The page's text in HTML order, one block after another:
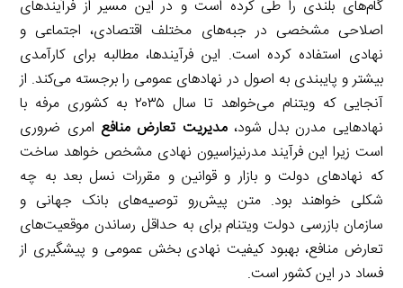
گام‌های بلندی را طی کرده است و در این مسیر از فرآیندهای
اصلاحی مشخصی در جبه‌های مختلف اقتصادی، اجتماعی و
نهادی استفاده کرده است. این فرآیندها، مطالبه برای کارآمدی
بیشتر و پایبندی به اصول در نهادهای عمومی را برجسته می‌کند. از
آنجایی که ویتنام می‌خواهد تا سال ۲۰۳۵ به کشوری مرفه با
نهادهایی مدرن بدل شود،مدیریت تعارض منافع امری ضروری
است زیرا این فرآیند مدرنیزاسیون نهادی مشخص خواهد ساخت
که نهادهای دولت و بازار و قوانین و مقررات نسل بعد به چه
شکلی خواهند بود. متن پیش‌رو توصیه‌های بانک جهانی و
سازمان بازرسی دولت ویتنام برای به حداقل رساندن موقعیت‌های
تعارض منافع، بهبود کیفیت نهادی بخش عمومی و پیشگیری از
فساد در این کشور است.